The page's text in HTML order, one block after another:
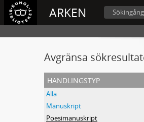
ARKEN
Avgränsa
handlingstyp
Alla
Manuskript
Poesimanuskript